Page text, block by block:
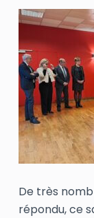
De très
répondu, ce